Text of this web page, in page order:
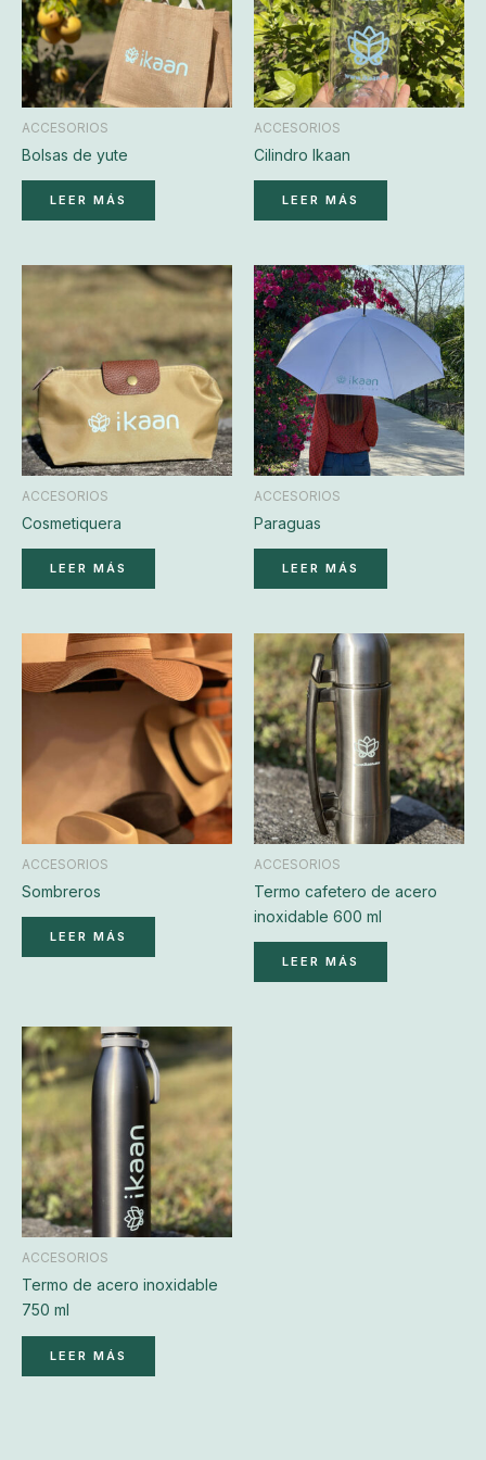
ACCESORIOS
Bolsas de yute
LEER MÁS
ACCESORIOS
Cilindro Ikaan
LEER MÁS
ACCESORIOS
Cosmetiquera
LEER MÁS
ACCESORIOS
Paraguas
LEER MÁS
ACCESORIOS
Sombreros
LEER MÁS
ACCESORIOS
Termo cafetero de acero
inoxidable 600 ml
LEER MÁS
ACCESORIOS
Termo de acero inoxidable
750 ml
LEER MÁS